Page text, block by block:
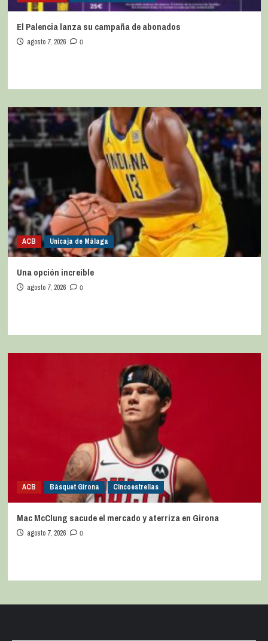
El Palencia lanza su campaña de abonados
agosto 7, 2026 0
ACB Unicaja de Málaga
Una opción increíble
agosto 7, 2026 0
ACB Bàsquet Girona Cincoestrellas
Mac McClung sacude el mercado y aterriza en Girona
agosto 7, 2026 0